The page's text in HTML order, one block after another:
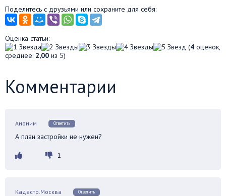
Поделитесь с друзьями или сохраните для себя:
Оценка статьи:
(4 оценок,
среднее: 2,00 из 5)
Комментарии
Аноним Ответить
А план застройки не нужен?
1
Кадастр.Москва Ответить